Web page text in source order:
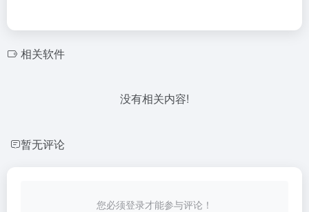
相关软件
没有相关内容!
暂无评论
您必须登录才能参与评论！